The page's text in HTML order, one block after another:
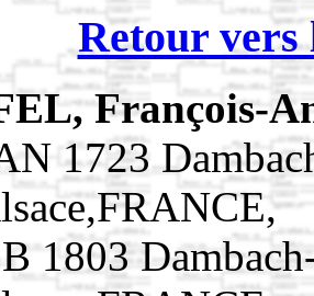
Retour vers
François-
1723
1803